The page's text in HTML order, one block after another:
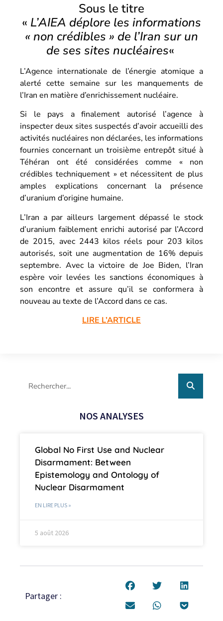
Sous le titre
« L’AIEA déplore les informations
« non crédibles » de l’Iran sur un
de ses sites nucléaires«
L’Agence internationale de l’énergie atomique a
alerté cette semaine sur les manquements de
l’Iran en matière d’enrichissement nucléaire.
Si le pays a finalement autorisé l’agence à
inspecter deux sites suspectés d’avoir accueilli des
activités nucléaires non déclarées, les informations
fournies concernant un troisième entrepôt situé à
Téhéran ont été considérées comme « non
crédibles techniquement » et nécessitent de plus
amples explications concernant la présence
d’uranium d’origine humaine.
L’Iran a par ailleurs largement dépassé le stock
d’uranium faiblement enrichi autorisé par l’Accord
de 2015, avec 2443 kilos réels pour 203 kilos
autorisés, soit une augmentation de 16% depuis
septembre. Avec la victoire de Joe Biden, l’Iran
espère voir levées les sanctions économiques à
son encontre et assure qu’il se conformera à
nouveau au texte de l’Accord dans ce cas.
LIRE L’ARTICLE
NOS ANALYSES
Global No First Use and Nuclear
Disarmament: Between
Epistemology and Ontology of
Nuclear Disarmament
EN LIRE PLUS »
5 août 2026
Partager :